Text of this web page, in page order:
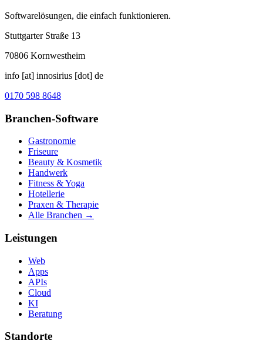
Softwarelösungen, die einfach funktionieren.
Stuttgarter Straße 13
70806 Kornwestheim
info [at] innosirius [dot] de
0170 598 8648
Branchen-Software
Gastronomie
Friseure
Beauty & Kosmetik
Handwerk
Fitness & Yoga
Hotellerie
Praxen & Therapie
Alle Branchen →
Leistungen
Web
Apps
APIs
Cloud
KI
Beratung
Standorte